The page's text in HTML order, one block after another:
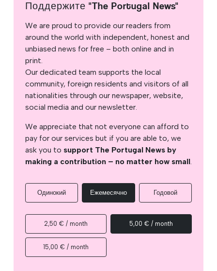
Поддержите "The Portugal News"
We are proud to provide our readers from
around the world with independent, honest and
unbiased news for free – both online and in
print.
Our dedicated team supports the local
community, foreign residents and visitors of all
nationalities through our newspaper, website,
social media and our newsletter.
We appreciate that not everyone can afford to
pay for our services but if you are able to, we
ask you to support The Portugal News by
making a contribution – no matter how small.
Одинокий Ежемесячно Годовой
2,50 € / month 5,00 € / month
15,00 € / month